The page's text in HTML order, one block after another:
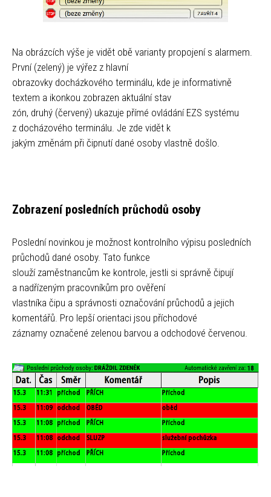
Na obrázcích výše je vidět obě varianty propojení s alarmem.
První (zelený) je výřez z hlavní
obrazovky docházkového terminálu, kde je informativně
textem a ikonkou zobrazen aktuální stav
zón, druhý (červený) ukazuje přímé ovládání EZS systému
z docházového terminálu. Je zde vidět k
jakým změnám při čipnutí dané osoby vlastně došlo.
Zobrazení posledních průchodů osoby
Poslední novinkou je možnost kontrolního výpisu posledních
průchodů dané osoby. Tato funkce
slouží zaměstnancům ke kontrole, jestli si správně čipují
a nadřízeným pracovníkům pro ověření
vlastníka čipu a správnosti označování průchodů a jejich
komentářů. Pro lepší orientaci jsou příchodové
záznamy označené zelenou barvou a odchodové červenou.